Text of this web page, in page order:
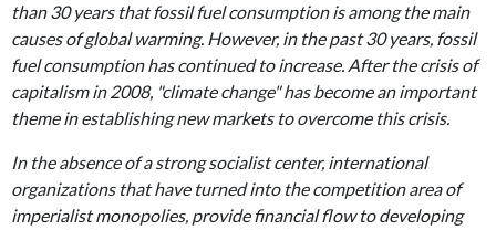
than 30 years that fossil fuel consumption is among the main
causes of global warming. However, in the past 30 years, fossil
fuel consumption has continued to increase. After the crisis of
capitalism in 2008, "climate change" has become an important
theme in establishing new markets to overcome this crisis.
In the absence of a strong socialist center, international
organizations that have turned into the competition area of
imperialist monopolies, provide financial flow to developing